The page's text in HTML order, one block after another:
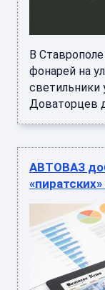
В
фонарей на
светильники
Доваторцев
АВТОВАЗ